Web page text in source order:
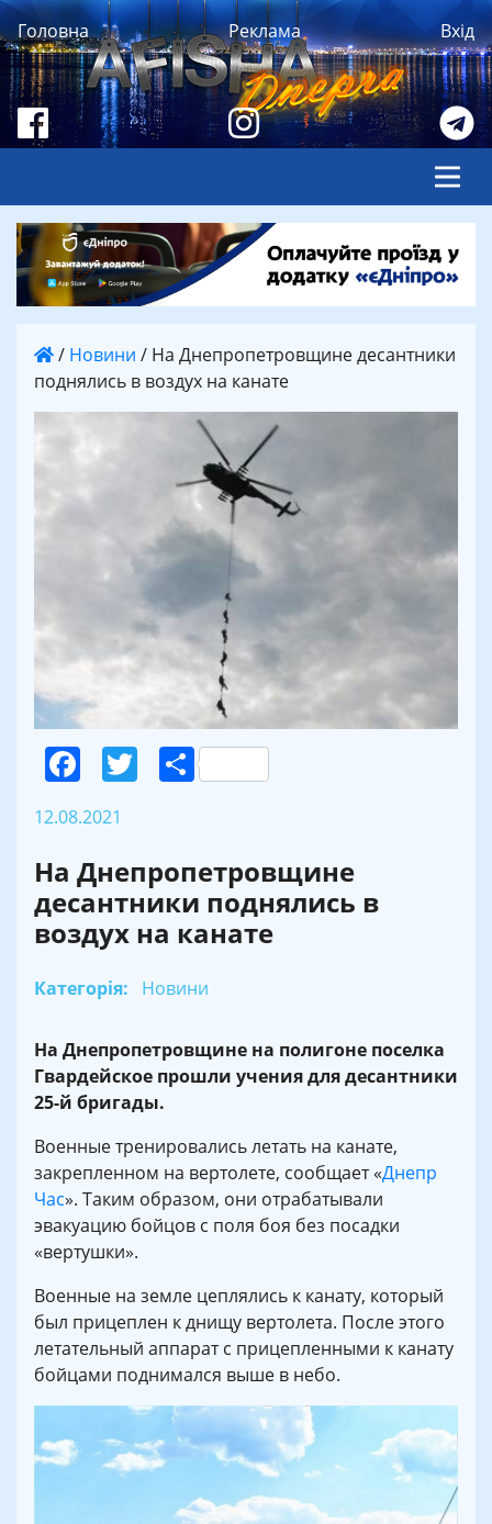
Головна Реклама Вхід
/ Новини / На Днепропетровщине десантники
поднялись в воздух на канате
Facebook
Twitter
Поділитися
12.08.2021
На Днепропетровщине
десантники поднялись в
воздух на канате
Категорія: Новини
На Днепропетровщине на полигоне поселка
Гвардейское прошли учения для десантники
25-й бригады.
Военные тренировались летать на канате,
закрепленном на вертолете, сообщает «Днепр
Час». Таким образом, они отрабатывали
эвакуацию бойцов с поля боя без посадки
«вертушки».
Военные на земле цеплялись к канату, который
был прицеплен к днищу вертолета. После этого
летательный аппарат с прицепленными к канату
бойцами поднимался выше в небо.